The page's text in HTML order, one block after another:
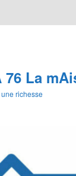
76 La
richesse